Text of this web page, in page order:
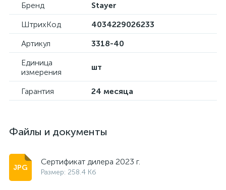
Бренд
Stayer
ШтрихКод
4034229026233
Артикул
3318-40
Единица
измерения
шт
Гарантия 24 месяца
Файлы и документы
Сертификат дилера 2023 г.
Размер: 258.4 Кб